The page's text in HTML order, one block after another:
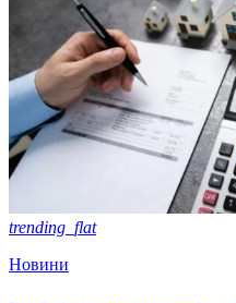
trending_flat
Новини